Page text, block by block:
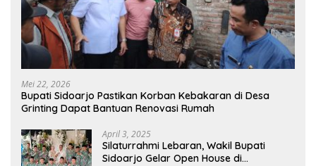
Mei 22, 2026
Bupati Sidoarjo Pastikan Korban Kebakaran di Desa
Grinting Dapat Bantuan Renovasi Rumah
April 3, 2025
Silaturrahmi Lebaran, Wakil Bupati
Sidoarjo Gelar Open House di